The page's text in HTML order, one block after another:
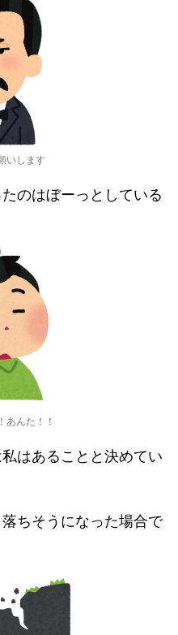
いします
のはぼーっとしている
あんた！！
はあることと決めてい
ちそうになった場合で